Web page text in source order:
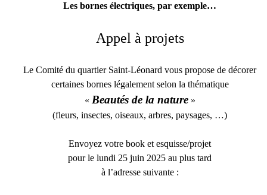
Les bornes électriques, par exemple…
Appel à projets
Le Comité du quartier Saint-Léonard vous propose de décorer
certaines bornes légalement selon la thématique
« Beautés de la nature»
(fleurs, insectes, oiseaux, arbres, paysages, …)
Envoyez votre book et esquisse/projet
pour le lundi 25 juin 2025 au plus tard
à l’adresse suivante :